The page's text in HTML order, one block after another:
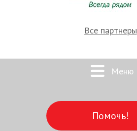
Все партнеры
Меню
Помочь!